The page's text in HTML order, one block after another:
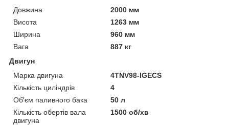
Довжина
2000 мм
Висота
1263 мм
Ширина
960 мм
Вага
887 кг
Двигун
Марка двигуна
4TNV98-IGECS
Кількість циліндрів
4
Об'єм паливного бака
50 л
Кількість обертів вала
двигуна
1500 об/хв